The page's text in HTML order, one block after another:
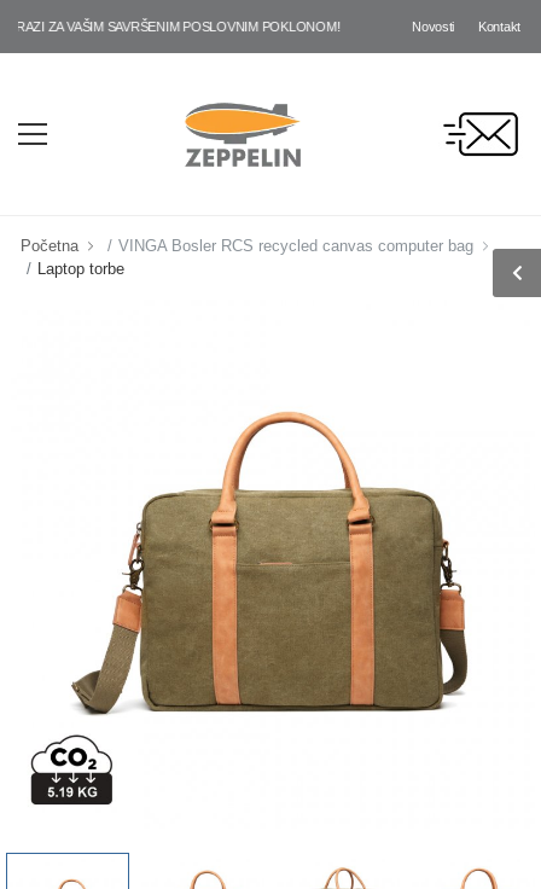
ZA VAŠIM SAVRŠENIM POSLOVNIM POKLONOM! Novosti Kontakt
Početna
VINGA Bosler RCS recycled canvas computer bag
Laptop torbe